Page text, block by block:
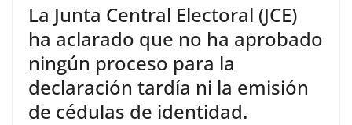
La Junta Central Electoral (JCE)
ha aclarado que no ha aprobado
ningún proceso para la
declaración tardía ni la emisión
de cédulas de identidad.